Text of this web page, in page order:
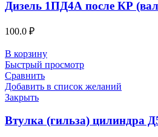
Дизель 1ПД4А после КР
100.0 ₽
В корзину
Быстрый просмотр
Сравнить
Добавить в список желаний
Закрыть
Втулка (гильза) цилиндра